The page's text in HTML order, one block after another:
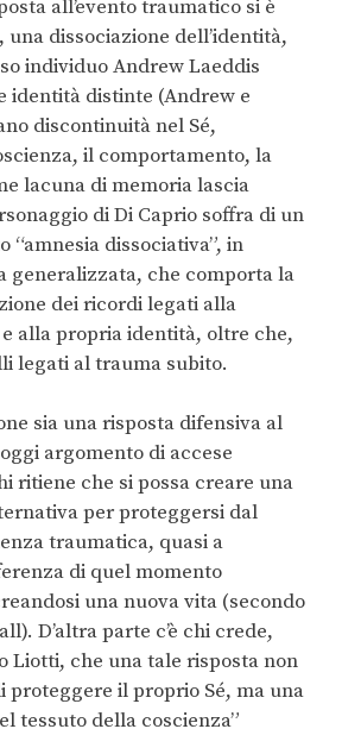
all’evento traumatico si è
dissociazione dell’identità,
individuo Andrew Laeddis
identità distinte (Andrew e
discontinuità nel Sé,
il comportamento, la
lacuna di memoria lascia
di Di Caprio soffra di un
“amnesia dissociativa”, in
generalizzata, che comporta la
dei ricordi legati alla
alla propria identità, oltre che,
legati al trauma subito.
sia una risposta difensiva al
argomento di accese
ritiene che si possa creare una
per proteggersi dal
traumatica, quasi a
di quel momento
una nuova vita (secondo
D’altra parte c’è chi crede,
Liotti, che una tale risposta non
proteggere il proprio Sé, ma una
tessuto della coscienza”